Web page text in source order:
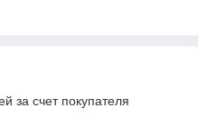
за счет покупателя